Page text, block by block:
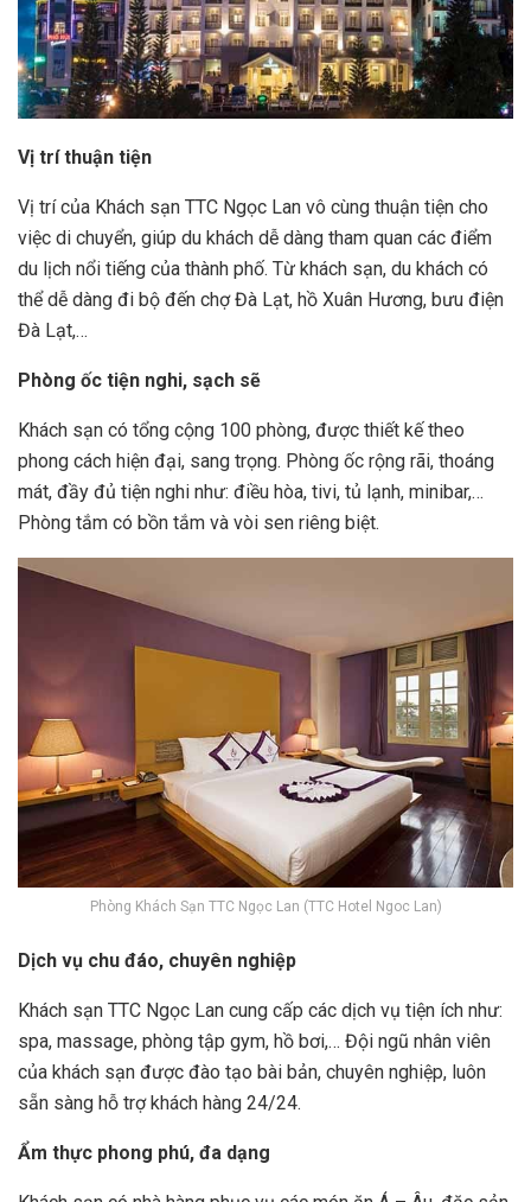
Vị trí thuận tiện
Vị trí của Khách sạn TTC Ngọc Lan vô cùng thuận tiện cho
việc di chuyển, giúp du khách dễ dàng tham quan các điểm
du lịch nổi tiếng của thành phố. Từ khách sạn, du khách có
thể dễ dàng đi bộ đến chợ Đà Lạt, hồ Xuân Hương, bưu điện
Đà Lạt,…
Phòng ốc tiện nghi, sạch sẽ
Khách sạn có tổng cộng 100 phòng, được thiết kế theo
phong cách hiện đại, sang trọng. Phòng ốc rộng rãi, thoáng
mát, đầy đủ tiện nghi như: điều hòa, tivi, tủ lạnh, minibar,…
Phòng tắm có bồn tắm và vòi sen riêng biệt.
Phòng Khách Sạn TTC Ngọc Lan (TTC Hotel Ngoc Lan)
Dịch vụ chu đáo, chuyên nghiệp
Khách sạn TTC Ngọc Lan cung cấp các dịch vụ tiện ích như:
spa, massage, phòng tập gym, hồ bơi,… Đội ngũ nhân viên
của khách sạn được đào tạo bài bản, chuyên nghiệp, luôn
sẵn sàng hỗ trợ khách hàng 24/24.
Ẩm thực phong phú, đa dạng